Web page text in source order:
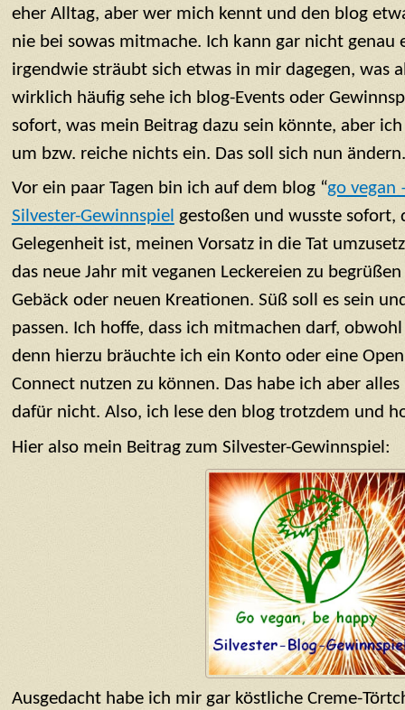
eher Alltag, aber wer mich kennt und den blog
nie bei sowas mitmache. Ich kann gar nicht genau
irgendwie sträubt sich etwas in mir dagegen, was
wirklich häufig sehe ich blog-Events oder
sofort, was mein Beitrag dazu sein könnte, aber
um bzw. reiche nichts ein. Das soll sich nun ändern.
Vor ein paar Tagen bin ich auf dem blog “go vegan
Silvester-Gewinnspiel gestoßen und wusste sofort,
Gelegenheit ist, meinen Vorsatz in die Tat
das neue Jahr mit veganen Leckereien zu
Gebäck oder neuen Kreationen. Süß soll es sein
passen. Ich hoffe, dass ich mitmachen darf,
denn hierzu bräuchte ich ein Konto oder eine
Connect nutzen zu können. Das habe ich aber
dafür nicht. Also, ich lese den blog trotzdem und
Hier also mein Beitrag zum Silvester-Gewinnspiel:
Ausgedacht habe ich mir gar köstliche Creme-